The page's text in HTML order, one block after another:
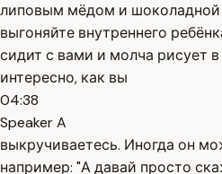
липовым мёдом и шоколадной
выгоняйте внутреннего
сидит с вами и молча рисует
интересно, как вы
04:38
Speaker A
выкручиваетесь. Иногда он
например: "А давай просто